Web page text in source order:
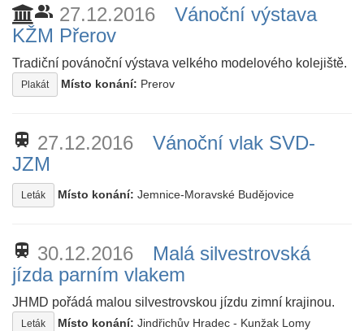
people_alt 27.12.2016
Vánoční výstava
KŽM Přerov
Tradiční povánoční výstava velkého modelového kolejiště.
Plakát Místo konání: Prerov
train 27.12.2016
Vánoční vlak SVD-
JZM
Leták Místo konání: Jemnice-Moravské Budějovice
train 30.12.2016
Malá silvestrovská
jízda parním vlakem
JHMD pořádá malou silvestrovskou jízdu zimní krajinou.
Leták Místo konání: Jindřichův Hradec - Kunžak Lomy